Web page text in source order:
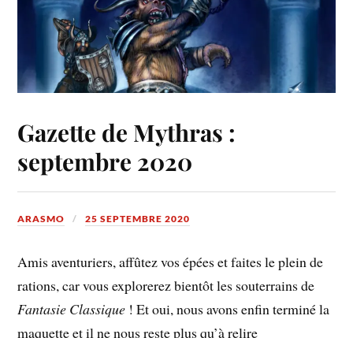
Gazette de Mythras :
septembre 2020
ARASMO 25 SEPTEMBRE 2020
Amis aventuriers, affûtez vos épées et faites le plein de
rations, car vous explorerez bientôt les souterrains de
Fantasie Classique ! Et oui, nous avons enfin terminé la
maquette et il ne nous reste plus qu’à relire